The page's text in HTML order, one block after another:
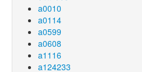
a0010
a0114
a0599
a0608
a1116
a124233